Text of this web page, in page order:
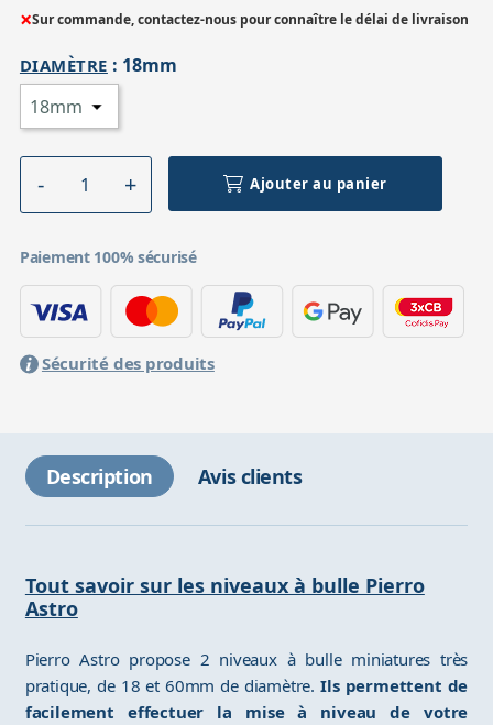
×Sur commande, contactez-nous pour connaître le délai de livraison
DIAMÈTRE : 18mm
Ajouter au panier
Paiement 100% sécurisé
Sécurité des produits
Description Avis clients
Tout savoir sur les niveaux à bulle Pierro
Astro
Pierro Astro propose 2 niveaux à bulle miniatures très
pratique, de 18 et 60mm de diamètre.Ils permettent de
facilement effectuer la mise à niveau de votre